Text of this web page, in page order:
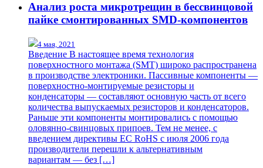
Анализ роста микротрещин в бессвинцовой
пайке смонтированных SMD-компонентов
4 мая, 2021
Введение В настоящее время технология
поверхностного монтажа (SMT) широко распространена
в производстве электроники. Пассивные компоненты —
поверхностно-монтируемые резисторы и
конденсаторы — составляют основную часть от всего
количества выпускаемых резисторов и конденсаторов.
Раньше эти компоненты монтировались с помощью
оловянно-свинцовых припоев. Тем не менее, с
введением директивы ЕС RoHS с июля 2006 года
производители перешли к альтернативным
вариантам — без […]